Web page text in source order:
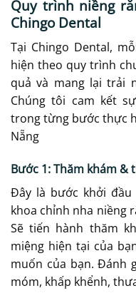
Quy trình niềng
Chingo Dental
Tại Chingo Dental,
hiện theo quy trình
quả và mang lại trải
Chúng tôi cam kết
trong từng bước thực
Nẵng
Bước 1: Thăm khám &
Đây là bước khởi đầu
khoa chỉnh nha niềng
Sẽ tiến hành thăm
miệng hiện tại của
muốn của bạn. Đánh
móm, khấp khểnh,